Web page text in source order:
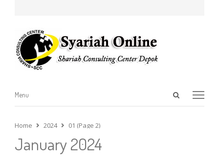
Open
Menu
Menu
Home 2024 01 (Page 2)
January 2024